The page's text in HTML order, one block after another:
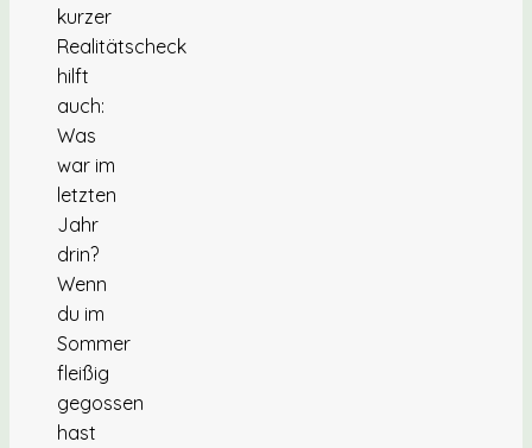
kurzer
Realitätscheck
hilft
auch:
Was
war im
letzten
Jahr
drin?
Wenn
du im
Sommer
fleißig
gegossen
hast